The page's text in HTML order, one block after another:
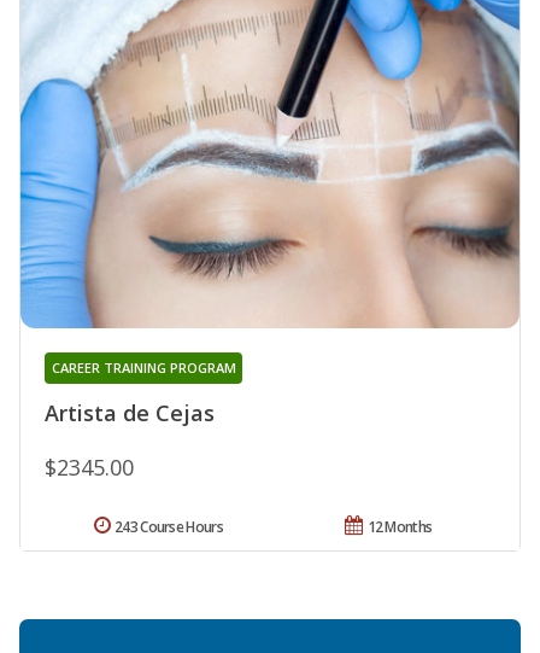
Artista de Cejas
CAREER TRAINING PROGRAM
$2345.00
12 Months
243 Course Hours